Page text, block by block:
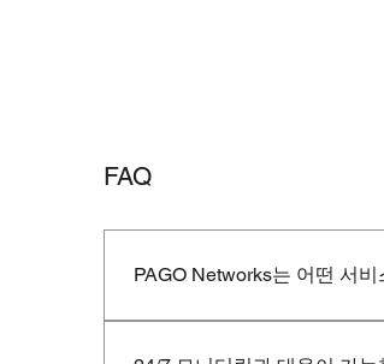
FAQ
PAGO Networks는 어떤 서